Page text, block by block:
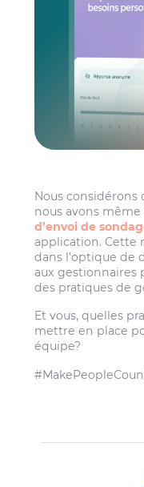
Nous
nous avons
d’envoi de
application. Cette
dans l’optique de
aux gestionnaires
des pratiques de
Et vous, quelles
mettre en place
équipe?